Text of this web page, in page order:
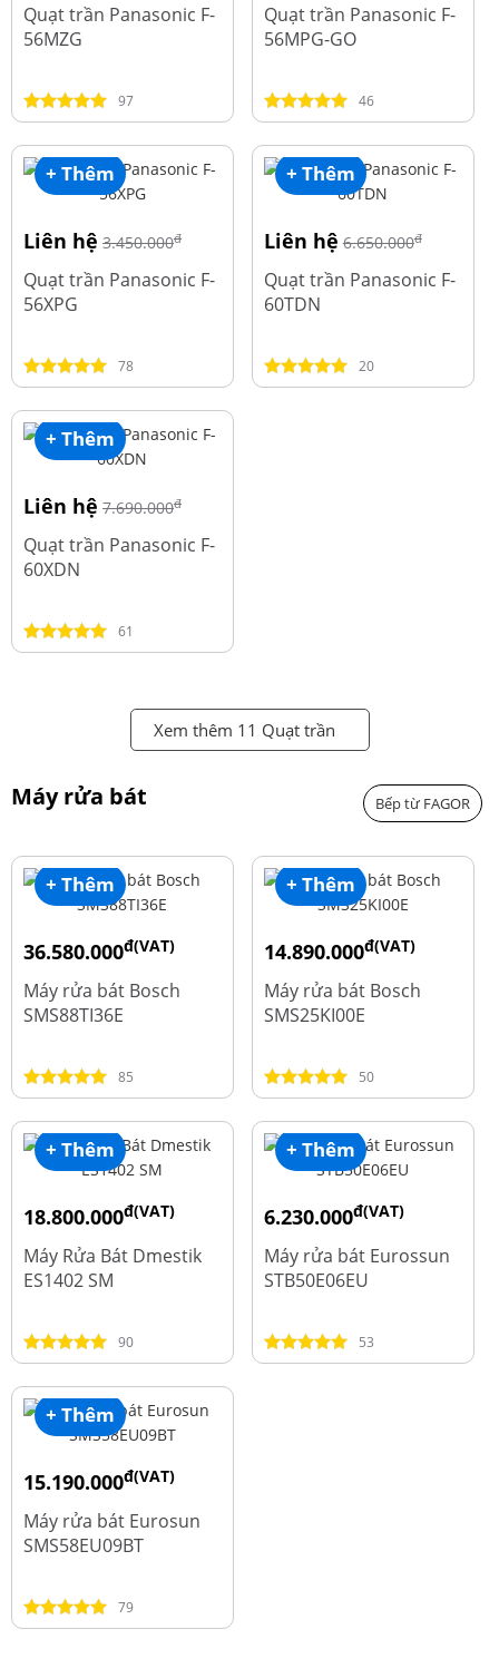
Quạt trần Panasonic F-
56MZG
97
Quạt trần Panasonic F-
56MPG-GO
46
+ Thêm
Liên hệ 3.450.000đ
Quạt trần Panasonic F-
56XPG
78
+ Thêm
Liên hệ 6.650.000đ
Quạt trần Panasonic F-
60TDN
20
+ Thêm
Liên hệ 7.690.000đ
Quạt trần Panasonic F-
60XDN
61
Xem thêm 11 Quạt trần
Máy rửa bát Bếp từ FAGOR
+ Thêm
36.580.000đ(VAT)
50.740.000
Máy rửa bát Bosch
SMS88TI36E
85
+ Thêm
14.890.000đ(VAT)
24.270.000
Máy rửa bát Bosch
SMS25KI00E
50
+ Thêm
18.800.000đ(VAT)
23.500.000
Máy Rửa Bát Dmestik
ES1402 SM
90
+ Thêm
6.230.000đ(VAT)
7.790.000
Máy rửa bát Eurossun
STB50E06EU
53
+ Thêm
15.190.000đ(VAT)
18.990.000
Máy rửa bát Eurosun
SMS58EU09BT
79